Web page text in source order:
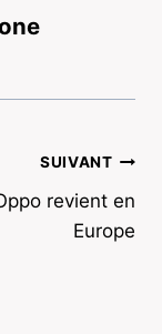
SUIVANT
revient en
Europe